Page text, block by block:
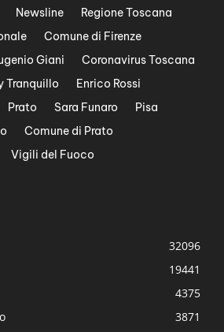
Newsline
Regione Toscana
Comune di Firenze
Giani
Coronavirus Toscana
Tranquillo
Enrico Rossi
Prato Sara Funaro
Pisa
Comune di Prato
Vigili del Fuoco
32096
19441
4375
3871